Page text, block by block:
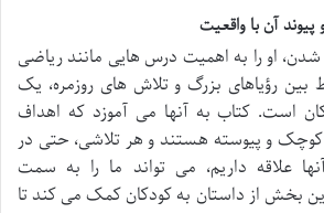
آن با واقعیت
او را به اهمیت درس هایی مانند ریاضی
بین رؤیاهای بزرگ و تلاش های روزمره، یک
است. کتاب به آنها می آموزد که اهداف
کوچک و پیوسته هستند و هر تلاشی، حتی در
علاقه داریم، می تواند ما را به سمت
بخش از داستان به کودکان کمک می کند تا